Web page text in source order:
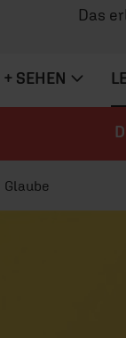
Das
SEHEN
Glaube